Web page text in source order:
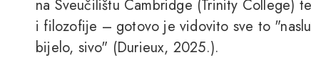
na Sveučilištu Cambridge (Trinity College)
i filozofije – gotovo je vidovito sve to
bijelo, sivo" (Durieux, 2025.).